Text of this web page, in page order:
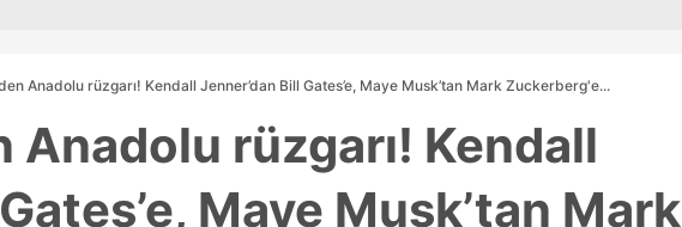
Anadolu rüzgarı! Kendall Jenner’dan Bill Gates’e, Maye Musk’tan Mark Zuckerberg'e...
rüzgarı! Kendall
Maye Musk’tan Mark